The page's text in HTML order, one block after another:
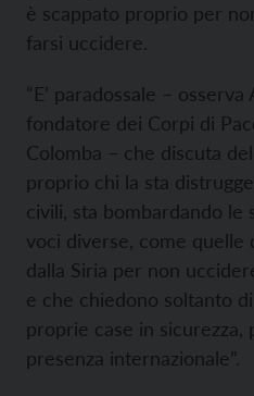
è scappato proprio per
farsi uccidere.
“E’ paradossale – osserva
fondatore dei Corpi di
Colomba – che discuta
proprio chi la sta
civili, sta bombardando le
voci diverse, come quelle
dalla Siria per non
e che chiedono soltanto
proprie case in sicurezza,
presenza internazionale”.